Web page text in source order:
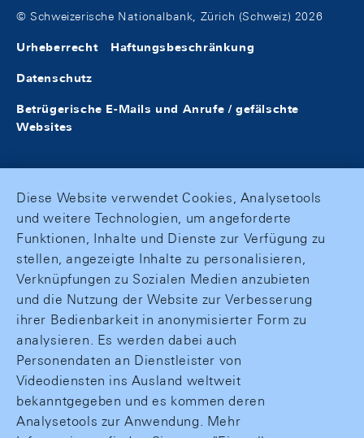
© Schweizerische Nationalbank, Zürich (Schweiz) 2026
Urheberrecht Haftungsbeschränkung
Datenschutz
Betrügerische E-Mails und Anrufe / gefälschte
Websites
Diese Website verwendet Cookies, Analysetools
und weitere Technologien, um angeforderte
Funktionen, Inhalte und Dienste zur Verfügung zu
stellen, angezeigte Inhalte zu personalisieren,
Verknüpfungen zu Sozialen Medien anzubieten
und die Nutzung der Website zur Verbesserung
ihrer Bedienbarkeit in anonymisierter Form zu
analysieren. Es werden dabei auch
Personendaten an Dienstleister von
Videodiensten ins Ausland weltweit
bekanntgegeben und es kommen deren
Analysetools zur Anwendung. Mehr